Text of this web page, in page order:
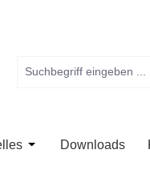
Kategorie Anwendung
das Dropdown der
Öffne oder Schließe
Downloads